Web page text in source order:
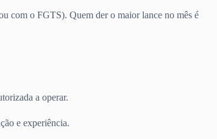
com o FGTS). Quem der o maior lance no mês é
a operar.
e experiência.